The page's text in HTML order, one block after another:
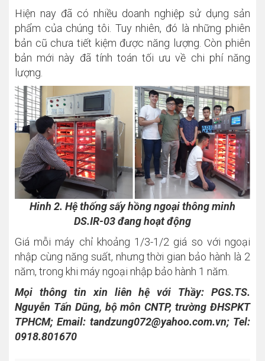
Hiện nay đã có nhiều doanh nghiệp sử dụng sản
phẩm của chúng tôi. Tuy nhiên, đó là những phiên
bản cũ chưa tiết kiệm được năng lượng. Còn phiên
bản mới này đã tính toán tối ưu về chi phí năng
lượng.
Hinh 2. Hệ thống sấy hồng ngoại thông minh
DS.IR-03 đang hoạt động
Giá mỗi máy chỉ khoảng 1/3-1/2 giá so với ngoại
nhập cùng năng suất, nhưng thời gian bảo hành là 2
năm, trong khi máy ngoại nhập bảo hành 1 năm.
Mọi thông tin xin liên hệ với Thầy: PGS.TS.
Nguyễn Tấn Dũng, bộ môn CNTP, trường ĐHSPKT
TPHCM; Email: tandzung072@yahoo.com.vn; Tel:
0918.801670